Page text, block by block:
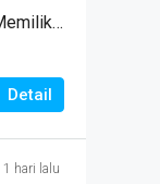
Kondisi Properti Ini Sudah Renovasi Dan Memiliki Desain Scandinavian Yang Menambah Daya Tarik Dan Estetika Properti Ini. Rumah Ini Berada Di Area Perumahan/komplek. Kurdi Timur
Detail
1 hari lalu